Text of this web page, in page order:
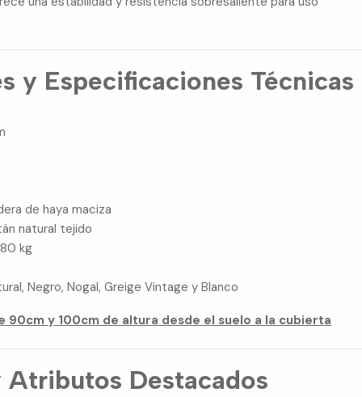
y Especificaciones Técnicas
de haya maciza
natural tejido
kg
Negro, Nogal, Greige Vintage y Blanco
90cm y 100cm de altura desde el suelo a la cubierta
Atributos Destacados